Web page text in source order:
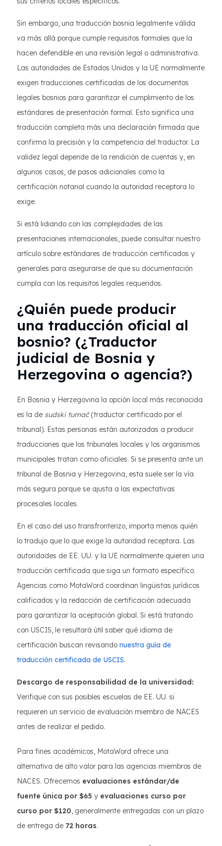
Sin embargo, una traducción bosnia legalmente válida
va más allá porque cumple requisitos formales que la
hacen defendible en una revisión legal o administrativa.
Las autoridades de Estados Unidos y la UE normalmente
exigen traducciones certificadas de los documentos
legales bosnios para garantizar el cumplimiento de los
estándares de presentación formal. Esto significa una
traducción completa más una declaración firmada que
confirma la precisión y la competencia del traductor. La
validez legal depende de la rendición de cuentas y, en
algunos casos, de pasos adicionales como la
certificación notarial cuando la autoridad receptora lo
exige.
Si está lidiando con las complejidades de las
presentaciones internacionales, puede consultar nuestro
artículo sobre estándares de traducción certificados y
generales para asegurarse de que su documentación
cumpla con los requisitos legales requeridos.
¿Quién puede producir
una traducción oficial al
bosnio? (¿Traductor
judicial de Bosnia y
Herzegovina o agencia?)
En Bosnia y Herzegovina la opción local más reconocida
es la de sudski tumač(traductor certificado por el
tribunal). Estas personas están autorizadas a producir
traducciones que los tribunales locales y los organismos
municipales tratan como oficiales. Si se presenta ante un
tribunal de Bosnia y Herzegovina, esta suele ser la vía
más segura porque se ajusta a las expectativas
procesales locales.
En el caso del uso transfronterizo, importa menos quién
lo tradujo que lo que exige la autoridad receptora. Las
autoridades de EE. UU. y la UE normalmente quieren una
traducción certificada que siga un formato específico.
Agencias como MotaWord coordinan lingüistas jurídicos
calificados y la redacción de certificación adecuada
para garantizar la aceptación global. Si está tratando
con USCIS, le resultará útil saber qué idioma de
certificación buscan revisando nuestra guía de
traducción certificada de USCIS.
Descargo de responsabilidad de la universidad:
Verifique con sus posibles escuelas de EE. UU. si
requieren un servicio de evaluación miembro de NACES
antes de realizar el pedido.
Para fines académicos, MotaWord ofrece una
alternativa de alto valor para las agencias miembros de
NACES. Ofrecemos evaluaciones estándar/de
fuente única por $65 y evaluaciones curso por
curso por $120, generalmente entregadas con un plazo
de entrega de 72 horas.